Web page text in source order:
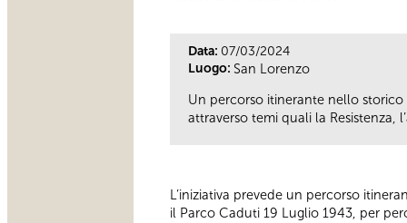
Data: 07/03/2024
Luogo: San Lorenzo
Un percorso itinerante nello
attraverso temi quali la Resistenza,
L’iniziativa prevede un percorso
il Parco Caduti 19 Luglio 1943, per